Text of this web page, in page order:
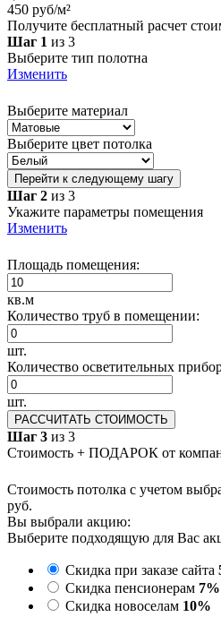
450 руб/м²
Получите бесплатный расчет
Шаг 1 из 3
Выберите тип полотна
Изменить
Выберите материал
Выберите цвет потолка
Перейти к следующему шагу
Шаг 2 из 3
Укажите параметры помещения
Изменить
Площадь помещения:
кв.м
Количество труб в помещении:
шт.
Количество осветительных
шт.
РАССЧИТАТЬ СТОИМОСТЬ
Шаг 3 из 3
Стоимость + ПОДАРОК от
Стоимость потолка с учетом
руб.
Вы выбрали акцию:
Выберите подходящую для Вас
Скидка при заказе сайта
Скидка пенсионерам 7%
Скидка новоселам 10%